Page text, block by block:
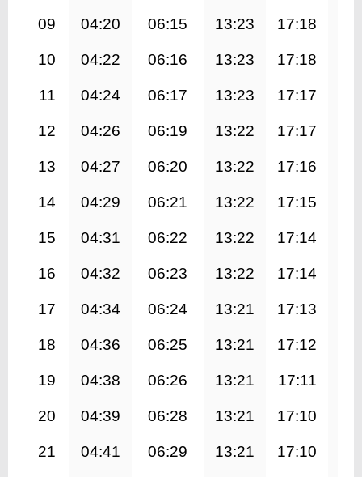
09 04:20 06:15 13:23 17:18
10 04:22 06:16 13:23 17:18
11 04:24 06:17 13:23 17:17
12 04:26 06:19 13:22 17:17
13 04:27 06:20 13:22 17:16
14 04:29 06:21 13:22 17:15
15 04:31 06:22 13:22 17:14
16 04:32 06:23 13:22 17:14
17 04:34 06:24 13:21 17:13
18 04:36 06:25 13:21 17:12
19 04:38 06:26 13:21 17:11
20 04:39 06:28 13:21 17:10
21 04:41 06:29 13:21 17:10